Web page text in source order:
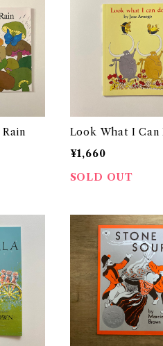
Look What I Can
¥1,660
SOLD OUT